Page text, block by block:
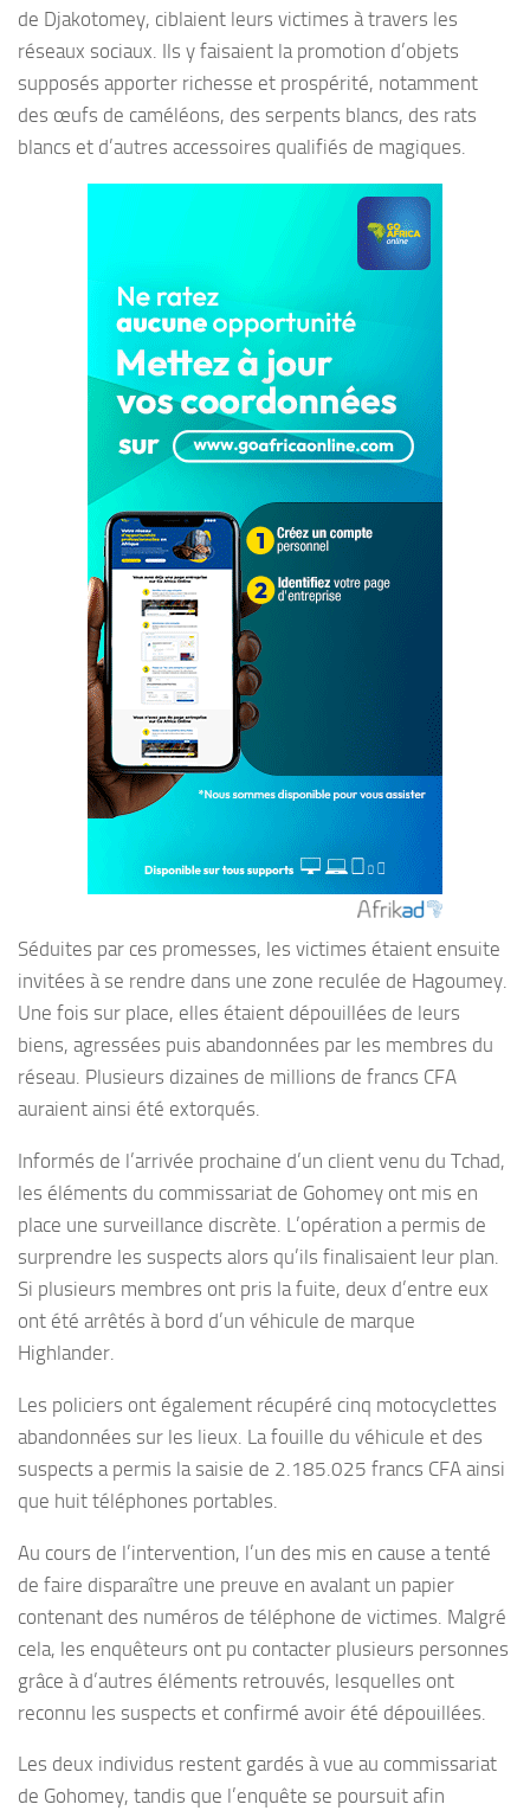
de Djakotomey, ciblaient leurs victimes à travers les
réseaux sociaux. Ils y faisaient la promotion d’objets
supposés apporter richesse et prospérité, notamment
des œufs de caméléons, des serpents blancs, des rats
blancs et d’autres accessoires qualifiés de magiques.
Séduites par ces promesses, les victimes étaient ensuite
invitées à se rendre dans une zone reculée de Hagoumey.
Une fois sur place, elles étaient dépouillées de leurs
biens, agressées puis abandonnées par les membres du
réseau. Plusieurs dizaines de millions de francs CFA
auraient ainsi été extorqués.
Informés de l’arrivée prochaine d’un client venu du Tchad,
les éléments du commissariat de Gohomey ont mis en
place une surveillance discrète. L’opération a permis de
surprendre les suspects alors qu’ils finalisaient leur plan.
Si plusieurs membres ont pris la fuite, deux d’entre eux
ont été arrêtés à bord d’un véhicule de marque
Highlander.
Les policiers ont également récupéré cinq motocyclettes
abandonnées sur les lieux. La fouille du véhicule et des
suspects a permis la saisie de 2.185.025 francs CFA ainsi
que huit téléphones portables.
Au cours de l’intervention, l’un des mis en cause a tenté
de faire disparaître une preuve en avalant un papier
contenant des numéros de téléphone de victimes. Malgré
cela, les enquêteurs ont pu contacter plusieurs personnes
grâce à d’autres éléments retrouvés, lesquelles ont
reconnu les suspects et confirmé avoir été dépouillées.
Les deux individus restent gardés à vue au commissariat
de Gohomey, tandis que l’enquête se poursuit afin